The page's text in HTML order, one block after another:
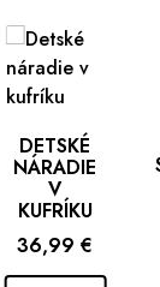
DETSKÉ
NÁRADIE
V
KUFRÍKU
Cena
36,99 €